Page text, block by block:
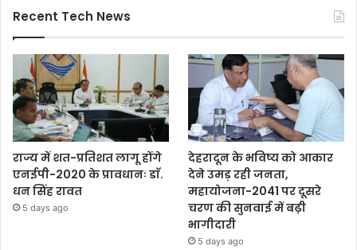
Recent Tech News
राज्य में शत-प्रतिशत लागू होंगे
एनईपी-2020 के प्रावधानः डाॅ.
धन सिंह रावत
5 days ago
देहरादून के भविष्य को आकार
देने उमड़ रही जनता,
महायोजना-2041 पर दूसरे
चरण की सुनवाई में बढ़ी
भागीदारी
5 days ago